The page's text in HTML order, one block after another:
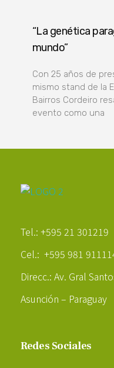
“La genética
mundo”
Con 25 años de
mismo stand de la
Bairros Cordeiro
evento como una
Tel.: +595 21 301219
Cel.: +595 981
Direcc.: Av. Gral
Asunción – Paraguay
Redes Sociales